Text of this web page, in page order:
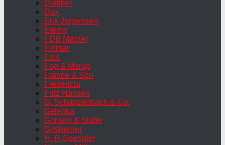
Dietiker
Dux
Erik Jorgensen
Eternit
FDB Møbler
Finmar
Flos
Fog & Morup
France & Son
Fredericia
Fritz Hansen
G. Schanzenbach & Co.
Gelenka
Gimson & Slater
Girsberger
H. P. Spengler